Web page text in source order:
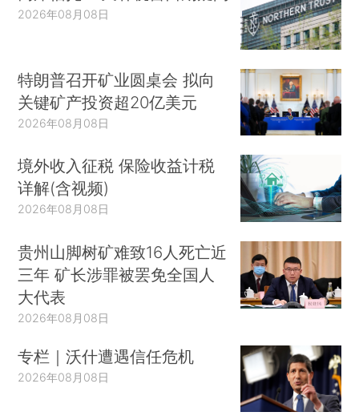
2026年08月08日
特朗普召开矿业圆桌会 拟向
关键矿产投资超20亿美元
2026年08月08日
境外收入征税 保险收益计税
详解(含视频)
2026年08月08日
贵州山脚树矿难致16人死亡近
三年 矿长涉罪被罢免全国人
大代表
2026年08月08日
专栏｜沃什遭遇信任危机
2026年08月08日